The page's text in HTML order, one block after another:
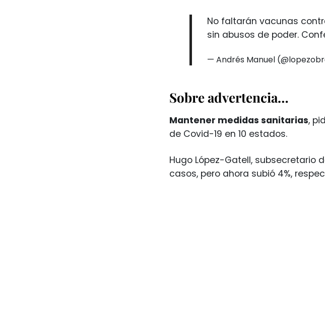
No faltarán vacunas
sin abusos de poder.
— Andrés Manuel
Sobre advertencia…
Mantener medidas sanitarias,
de Covid-19 en 10 estados.
Hugo López-Gatell, subsecretario
casos, pero ahora subió 4%,